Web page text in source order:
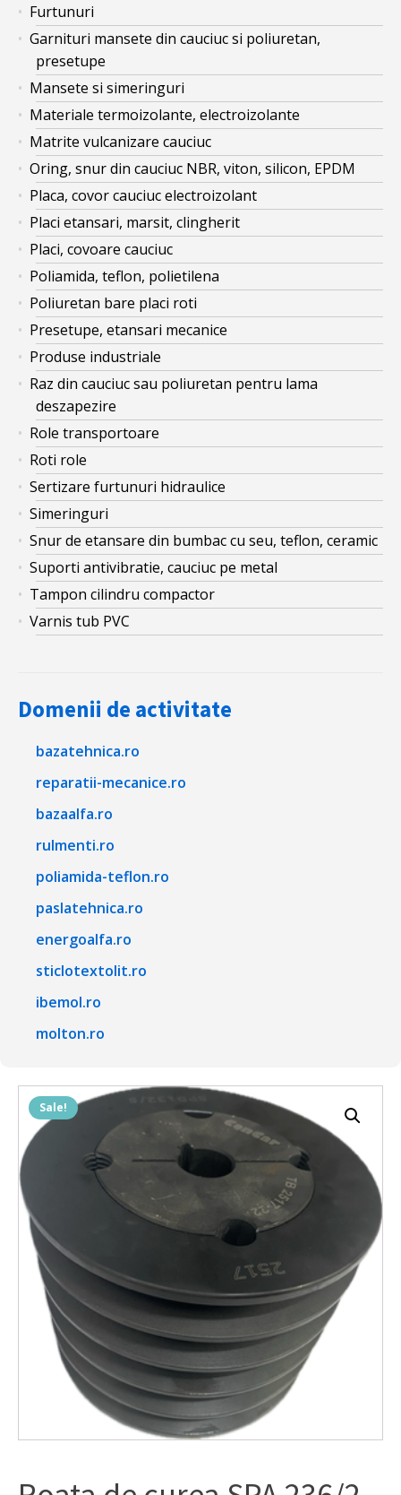
Furtunuri
Garnituri mansete din cauciuc si poliuretan,
presetupe
Mansete si simeringuri
Materiale termoizolante, electroizolante
Matrite vulcanizare cauciuc
Oring, snur din cauciuc NBR, viton, silicon, EPDM
Placa, covor cauciuc electroizolant
Placi etansari, marsit, clingherit
Placi, covoare cauciuc
Poliamida, teflon, polietilena
Poliuretan bare placi roti
Presetupe, etansari mecanice
Produse industriale
Raz din cauciuc sau poliuretan pentru lama
deszapezire
Role transportoare
Roti role
Sertizare furtunuri hidraulice
Simeringuri
Snur de etansare din bumbac cu seu, teflon, ceramic
Suporti antivibratie, cauciuc pe metal
Tampon cilindru compactor
Varnis tub PVC
Domenii de activitate
bazatehnica.ro
reparatii-mecanice.ro
bazaalfa.ro
rulmenti.ro
poliamida-teflon.ro
paslatehnica.ro
energoalfa.ro
sticlotextolit.ro
ibemol.ro
molton.ro
Sale!